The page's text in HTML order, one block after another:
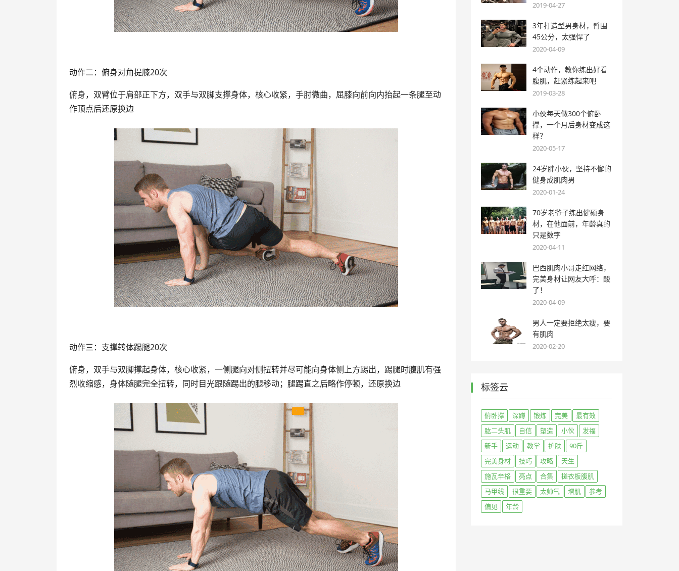
动作二：俯身对角提膝20次
俯身，双臂位于肩部正下方，双手与双脚支撑身体，核心收紧，手肘微曲，屈膝向前向内抬起一条腿至动
作顶点后还原换边
动作三：支撑转体踢腿20次
俯身，双手与双脚撑起身体，核心收紧，一侧腿向对侧扭转并尽可能向身体侧上方踢出，踢腿时腹肌有强
烈收缩感，身体随腿完全扭转，同时目光跟随踢出的腿移动；腿踢直之后略作停顿，还原换边
2019-04-27
3年打造型男身材，臂围
45公分，太强悍了
2020-04-09
4个动作，教你练出好看
腹肌，赶紧练起来吧
2019-03-28
小伙每天做300个俯卧
撑，一个月后身材变成这
样？
2020-05-17
24岁胖小伙，坚持不懈的
健身成肌肉男
2020-01-24
70岁老爷子练出健硕身
材，在他面前，年龄真的
只是数字
2020-04-11
巴西肌肉小哥走红网络，
完美身材让网友大呼：酸
了！
2020-04-09
男人一定要拒绝太瘦，要
有肌肉
2020-02-20
标签云
俯卧撑 深蹲 锻炼 完美
最有效
肱二头肌
自信 塑造 小伙
发福
新手
运动 教学 护肤
90斤
完美身材
技巧 攻略
天生
施瓦辛格
亮点 合集
搓衣板腹肌
马甲线
很重要 太帅气 增肌
参考
偏见
年龄